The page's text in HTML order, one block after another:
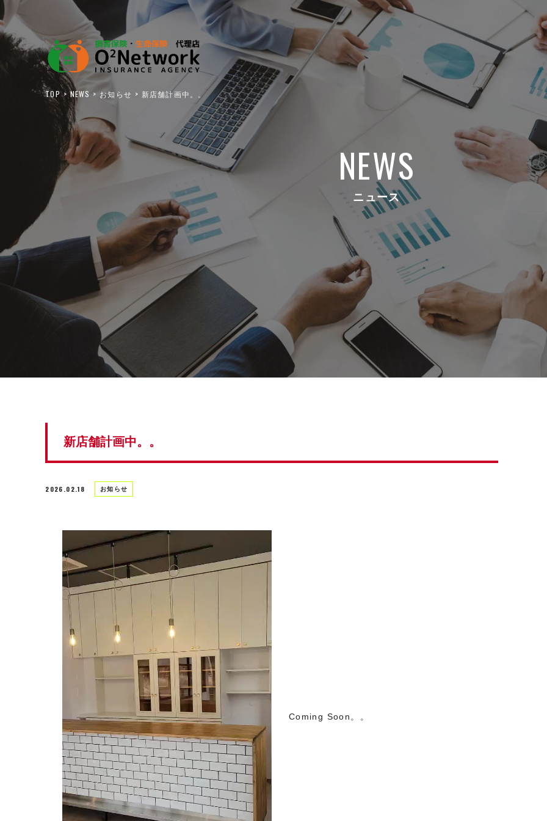
TOP NEWS お知らせ 新店舗計画中。。
NEWS
ニュース
新店舗計画中。。
2026.02.18 お知らせ
Coming Soon。。